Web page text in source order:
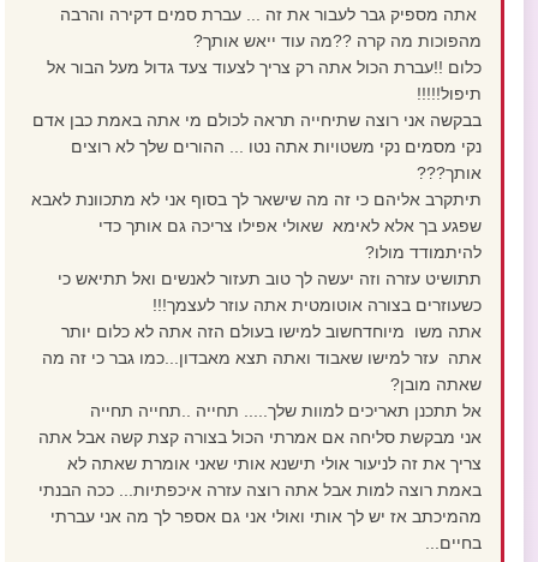
אתה מספיק גבר לעבור את זה ... עברת סמים דקירה והרבה
מהפוכות מה קרה ??מה עוד ייאש אותך?
כלום !!עברת הכול אתה רק צריך לצעוד צעד גדול מעל הבור אל
תיפול!!!!!
בבקשה אני רוצה שתיחייה תראה לכולם מי אתה באמת כבן אדם
נקי מסמים נקי משטויות אתה נטו ... ההורים שלך לא רוצים
אותך???
תיתקרב אליהם כי זה מה שישאר לך בסוף אני לא מתכוונת לאבא
שפגע בך אלא לאימא שאולי אפילו צריכה גם אותך כדי
להיתמודד מולו?
תתושיט עזרה וזה יעשה לך טוב תעזור לאנשים ואל תתיאש כי
כשעוזרים בצורה אוטומטית אתה עוזר לעצמך!!!
אתה משו מיוחדחשוב למישו בעולם הזה אתה לא כלום יותר
אתה עזר למישו שאבוד ואתה תצא מאבדון...כמו גבר כי זה מה
שאתה מובן?
אל תתכנן תאריכים למוות שלך..... תחייה ..תחייה תחייה
אני מבקשת סליחה אם אמרתי הכול בצורה קצת קשה אבל אתה
צריך את זה לניעור אולי תישנא אותי שאני אומרת שאתה לא
באמת רוצה למות אבל אתה רוצה עזרה איכפתיות... ככה הבנתי
מהמיכתב אז יש לך אותי ואולי אני גם אספר לך מה אני עברתי
בחיים...